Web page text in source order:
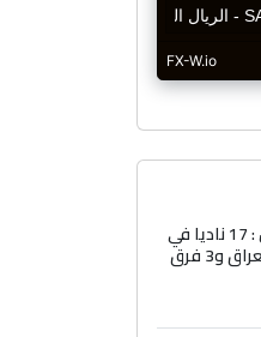
لجنة التراخيص : 17 ناديا في
دوري نجوم العراق و3 فرق